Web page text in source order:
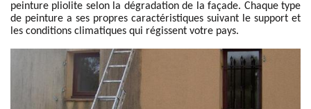
peinture pliolite selon la dégradation de la façade. Chaque type
de peinture a ses propres caractéristiques suivant le support et
les conditions climatiques qui régissent votre pays.